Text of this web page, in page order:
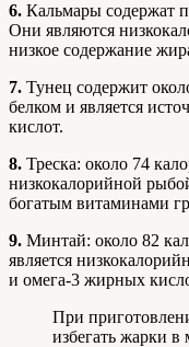
6. Кальмары содержат
Они являются
низкое содержание
7. Тунец содержит
белком и является
кислот.
8. Треска: около 74
низкокалорийной
богатым витаминами
9. Минтай: около 82
является
и омега-3 жирных
При
избегать жарки